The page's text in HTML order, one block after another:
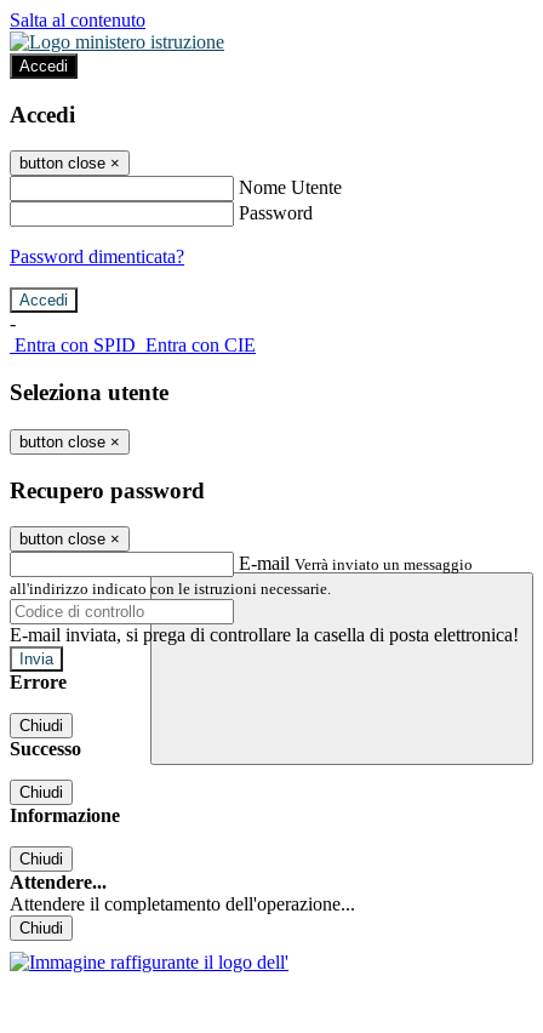
Salta al contenuto
Accedi
Accedi
button close ×
Nome Utente
Password
Password dimenticata?
-
Entra con SPID Entra con CIE
Seleziona utente
button close ×
Recupero password
button close ×
E-mail Verrà inviato un messaggio
all'indirizzo indicato con le istruzioni necessarie.
E-mail inviata, si prega di controllare la casella di posta elettronica!
Errore
Chiudi
Successo
Chiudi
Informazione
Chiudi
Attendere...
Attendere il completamento dell'operazione...
Chiudi